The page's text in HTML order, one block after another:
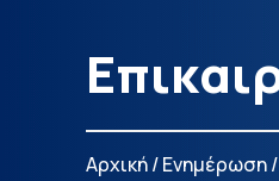
Αρχική/Ενημέρωση/